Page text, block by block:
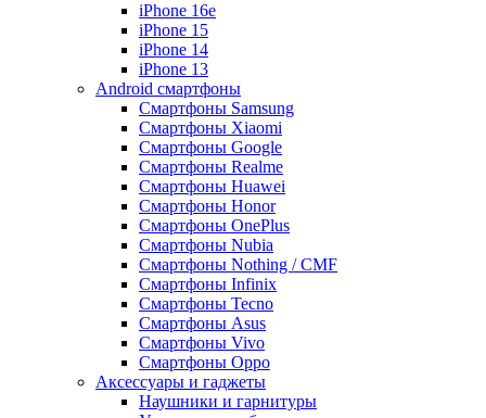
iPhone 16e
iPhone 15
iPhone 14
iPhone 13
Android cмартфоны
Смартфоны Samsung
Смартфоны Xiaomi
Смартфоны Google
Смартфоны Realme
Смартфоны Huawei
Смартфоны Honor
Смартфоны OnePlus
Смартфоны Nubia
Смартфоны Nothing / CMF
Смартфоны Infinix
Смартфоны Tecno
Смартфоны Asus
Смартфоны Vivo
Смартфоны Oppo
Аксессуары и гаджеты
Наушники и гарнитуры